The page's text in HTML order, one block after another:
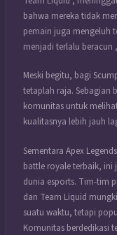
bahwa mereka tidak
pemain juga mengeluh
menjadi terlalu beracun
Meski begitu, bagi
tetaplah raja. Sebagian
komunitas untuk
kualitasnya lebih jauh
Sementara Apex Legends
battle royale terbaik, ini
dunia esports. Tim-tim
dan Team Liquid
suatu waktu, tetapi
Komunitas berdedikasi